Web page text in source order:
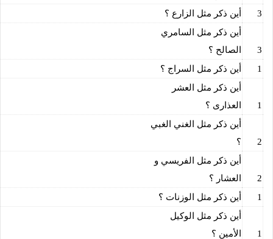
3
أين ذكر مثل الزارع ؟
3
أين ذكر مثل السامري
الصالح ؟
1
أين ذكر مثل السراج ؟
1
أين ذكر مثل العشر
العذارى ؟
2
أين ذكر مثل الغني الغبي
؟
2
أين ذكر مثل الفريسي و
العشار ؟
1
أين ذكر مثل الوزنات ؟
1
أين ذكر مثل الوكيل
الأمين ؟